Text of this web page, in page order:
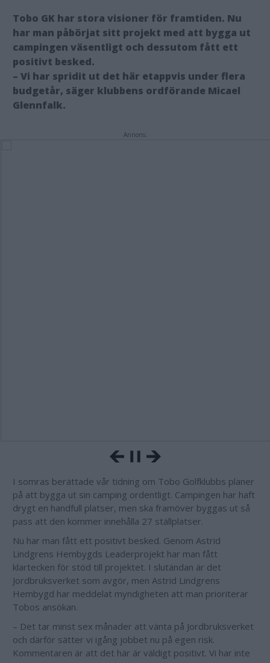
Tobo GK har stora visioner för framtiden. Nu
har man påbörjat sitt projekt med att bygga ut
campingen väsentligt och dessutom fått ett
positivt besked.
– Vi har spridit ut det här etappvis under flera
budgetår, säger klubbens ordförande Micael
Glennfalk.
Annons:
I somras berättade vår tidning om Tobo Golfklubbs planer
på att bygga ut sin camping ordentligt. Campingen har haft
drygt en handfull platser, men ska framöver byggas ut så
pass att den kommer innehålla 27 ställplatser.
Nu har man fått ett positivt besked. Genom Astrid
Lindgrens Hembygds Leaderprojekt har man fått
klartecken för stöd till projektet. I slutändan är det
Jordbruksverket som avgör, men Astrid Lindgrens
Hembygd har meddelat myndigheten att man prioriterar
Tobos ansökan.
– Det tar minst sex månader att vänta på Jordbruksverket
och därför sätter vi igång jobbet nu på egen risk.
Kommentaren är att det här är väldigt positivt. Vi har inte